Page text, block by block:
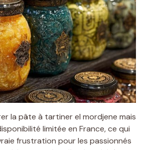
la pâte à tartiner el mordjene mais
limitée en France, ce qui
frustration pour les passionnés